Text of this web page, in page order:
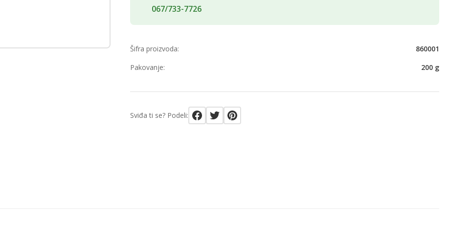
067/733-7726
Šifra proizvoda:
860001
Pakovanje:
200 g
Sviđa ti se? Podeli: